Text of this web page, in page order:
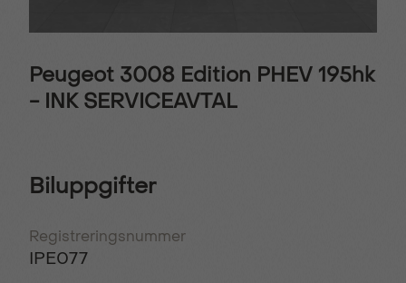
Peugeot 3008 Edition PHEV 195hk
- INK SERVICEAVTAL
Biluppgifter
Registreringsnummer
IPE077